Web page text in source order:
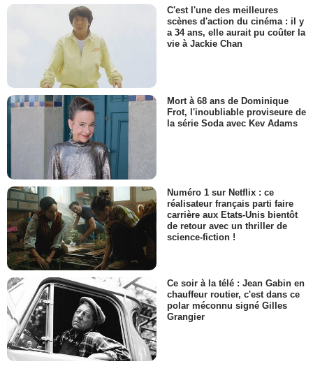
C'est l'une des meilleures
scènes d'action du cinéma : il y
a 34 ans, elle aurait pu coûter la
vie à Jackie Chan
Mort à 68 ans de Dominique
Frot, l'inoubliable proviseure de
la série Soda avec Kev Adams
Numéro 1 sur Netflix : ce
réalisateur français parti faire
carrière aux Etats-Unis bientôt
de retour avec un thriller de
science-fiction !
Ce soir à la télé : Jean Gabin en
chauffeur routier, c'est dans ce
polar méconnu signé Gilles
Grangier